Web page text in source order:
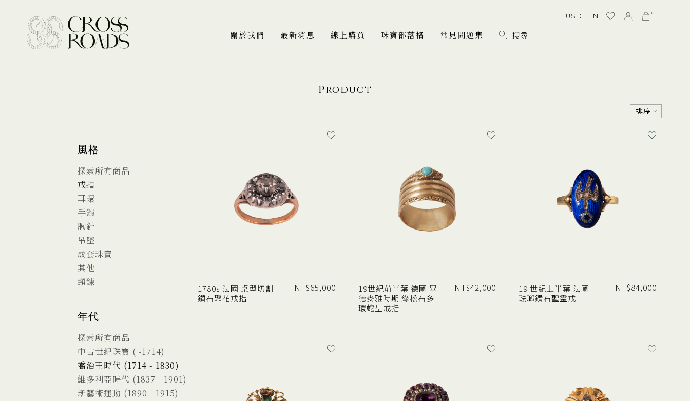
關於我們 最新消息 線上購買 珠寶部落格 常見問題集
USD EN 0
Product
排序
風格
探索所有商品
戒指
耳環
手鐲
胸針
吊墜
成套珠寶
其他
頸鍊
年代
探索所有商品
中古世紀珠寶 ( -1714)
喬治王時代 (1714 - 1830)
維多利亞時代 (1837 - 1901)
新藝術運動 (1890 - 1915)
1780s 法國 桌型切割
鑽石聚花戒指
NT$65,000
19世紀前半葉 德國 畢
德麥雅時期 綠松石多
環蛇型戒指
NT$42,000
19 世紀上半葉 法國
琺瑯鑽石聖靈戒
NT$84,000